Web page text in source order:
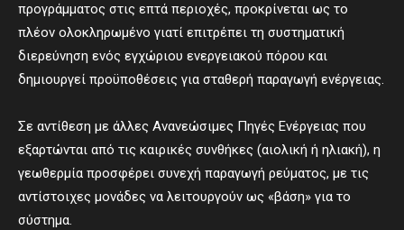
προγράμματος στις επτά περιοχές, προκρίνεται ως το
πλέον ολοκληρωμένο γιατί επιτρέπει τη συστηματική
διερεύνηση ενός εγχώριου ενεργειακού πόρου και
δημιουργεί προϋποθέσεις για σταθερή παραγωγή ενέργειας.
Σε αντίθεση με άλλες Ανανεώσιμες Πηγές Ενέργειας που
εξαρτώνται από τις καιρικές συνθήκες (αιολική ή ηλιακή), η
γεωθερμία προσφέρει συνεχή παραγωγή ρεύματος, με τις
αντίστοιχες μονάδες να λειτουργούν ως «βάση» για το
σύστημα.